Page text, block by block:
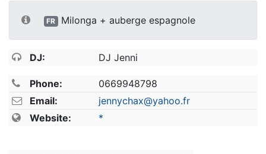
FR Milonga + auberge espagnole
DJ: DJ Jenni
Phone:
0669948798
Email:
jennychax@yahoo.fr
Website:
*